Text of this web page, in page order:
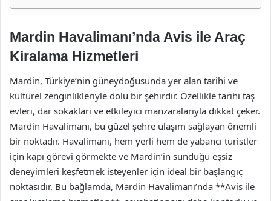
Mardin Havalimanı’nda Avis ile Araç
Kiralama Hizmetleri
Mardin, Türkiye’nin güneydoğusunda yer alan tarihi ve
kültürel zenginlikleriyle dolu bir şehirdir. Özellikle tarihi taş
evleri, dar sokakları ve etkileyici manzaralarıyla dikkat çeker.
Mardin Havalimanı, bu güzel şehre ulaşım sağlayan önemli
bir noktadır. Havalimanı, hem yerli hem de yabancı turistler
için kapı görevi görmekte ve Mardin’in sunduğu eşsiz
deneyimleri keşfetmek isteyenler için ideal bir başlangıç
noktasıdır. Bu bağlamda, Mardin Havalimanı’nda **Avis ile